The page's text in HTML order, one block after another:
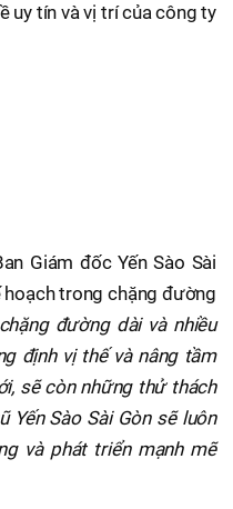
uy tín và vị trí của công ty
Giám đốc Yến Sào Sài
hoạch trong chặng đường
đường dài và nhiều
định vị thế và nâng tầm
sẽ còn những thử thách
Yến Sào Sài Gòn sẽ luôn
và phát triển mạnh mẽ